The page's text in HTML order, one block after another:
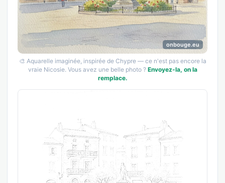
onbouge.eu
🎨 Aquarelle imaginée, inspirée de Chypre — ce n'est pas encore la
vraie Nicosie. Vous avez une belle photo ? Envoyez-la, on la
remplace.